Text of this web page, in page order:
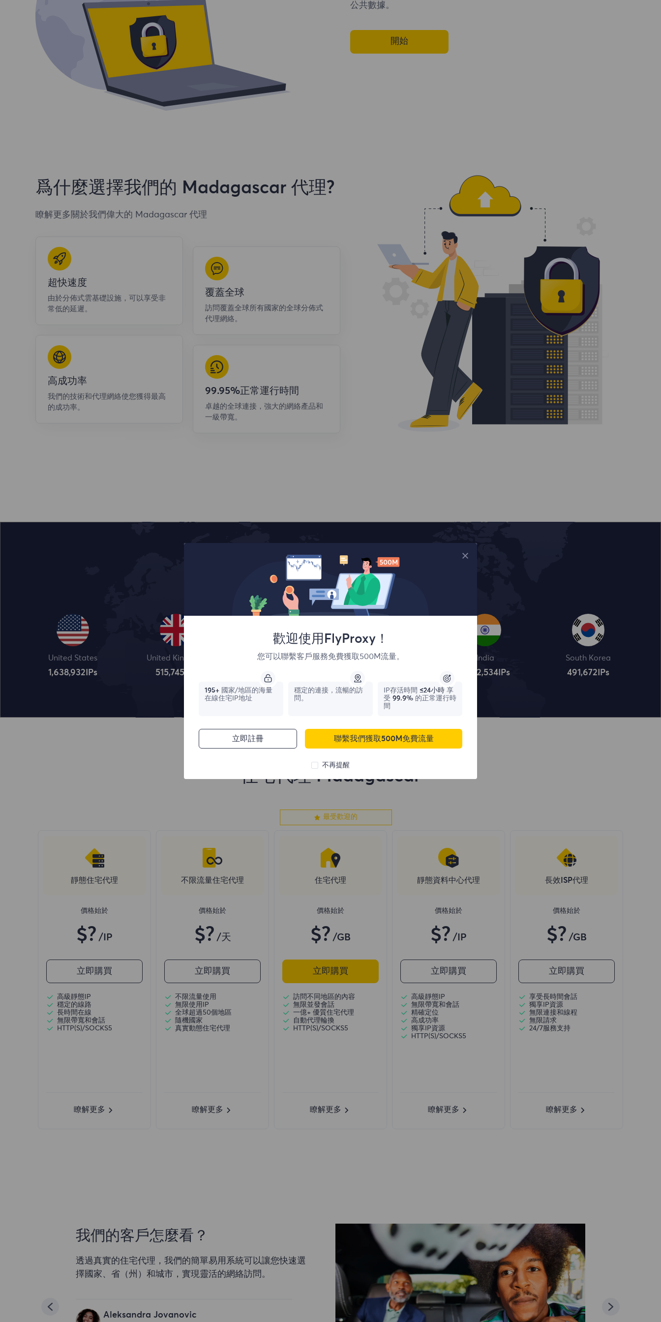
公共數據。
開始
爲什麼選擇我們的 Madagascar 代理?
瞭解更多關於我們偉大的 Madagascar 代理
超快速度
由於分佈式雲基礎設施，可以享受非
常低的延遲。
高成功率
我們的技術和代理網絡使您獲得最高
的成功率。
覆蓋全球
訪問覆蓋全球所有國家的全球分佈式
代理網絡。
99.95%正常運行時間
卓越的全球連接，強大的網絡產品和
一級帶寬。
覆蓋全球
United States
1,638,932 IPs
United Kingdom
515,745
France
1,042,773
Canada India
4,322,534 IPs
South Korea
491,672 IPs
住宅代理 Madagascar
最受歡迎的
靜態住宅代理
價格始於
$? /IP
立即購買
高級靜態IP
穩定的線路
長時間在線
無限帶寬和會話
HTTP(S)/SOCKS5
瞭解更多
不限流量住宅代理
價格始於
$? /天
立即購買
不限流量使用
無限使用IP
全球超過50個地區
隨機國家
真實動態住宅代理
瞭解更多
住宅代理
價格始於
$? /GB
立即購買
訪問不同地區的內容
無限並發會話
一億+ 優質住宅代理
自動代理輪換
HTTP(S)/SOCKS5
瞭解更多
靜態資料中心代理
價格始於
$? /IP
立即購買
高級靜態IP
無限帶寬和會話
精確定位
高成功率
獨享IP資源
HTTP(S)/SOCKS5
瞭解更多
長效ISP代理
價格始於
$? /GB
立即購買
享受長時間會話
獨享IP資源
無限連接和線程
無限請求
24/7服務支持
瞭解更多
我們的客戶怎麼看？
透過真實的住宅代理，我們的簡單易用系統可以讓您快速選
擇國家、省（州）和城市，實現靈活的網絡訪問。
Aleksandra Jovanovic
歡迎使用FlyProxy！
您可以聯繫客戶服務免費獲取500M流量。
195+ 國家/地區的海量
在線住宅IP地址
穩定的連接，流暢的訪
問。
IP存活時間 ≤24小時 享
受 99.9% 的正常運行時
間
立即註冊 聯繫我們獲取500M免費流量
不再提醒